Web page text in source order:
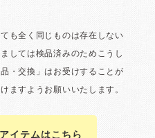
イテムはこちら